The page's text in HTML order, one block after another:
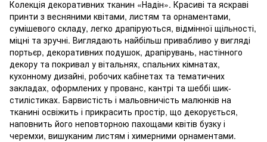
Колекція декоративних тканин «Надін». Красиві та яскраві
принти з весняними квітами, листям та орнаментами,
сумішевого складу, легко драпіруються, відмінної щільності,
міцні та зручні. Виглядають найбільш привабливо у вигляді
портьєр, декоративних подушок, драпірувань, настінного
декору та покривал у вітальнях, спальних кімнатах,
кухонному дизайні, робочих кабінетах та тематичних
закладах, оформлених у прованс, кантрі та шеббі шик-
стилістиках. Барвистість і мальовничість малюнків на
тканині освіжить і прикрасить простір, що декорується,
наповнить його неповторною пахощами квітів бузку і
черемхи, вишуканим листям і химерними орнаментами.